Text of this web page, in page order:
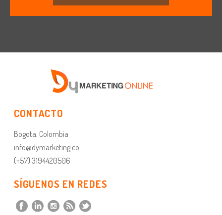
CONTACTO
Bogota, Colombia
info@dymarketing.co
(+57) 3194420506
SÍGUENOS EN REDES